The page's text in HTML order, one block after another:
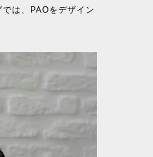
は、PAOをデザイン